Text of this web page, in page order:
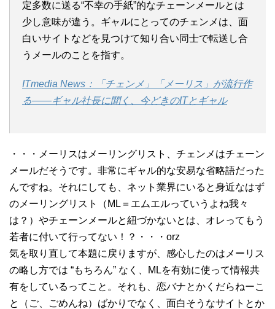
定多数に送る“不幸の手紙”的なチェーンメールとは
少し意味が違う。ギャルにとってのチェンメは、面
白いサイトなどを見つけて知り合い同士で転送し合
うメールのことを指す。
ITmedia News：「チェンメ」「メーリス」が流行作
る——ギャル社長に聞く、今どきのITとギャル
・・・メーリスはメーリングリスト、チェンメはチェーン
メールだそうです。非常にギャル的な安易な省略語だった
んですね。それにしても、ネット業界にいると身近なはず
のメーリングリスト（ML＝エムエルっていうよね我々
は？）やチェーンメールと紐づかないとは、オレってもう
若者に付いて行ってない！？・・・orz
気を取り直して本題に戻りますが、感心したのはメーリス
の略し方では “もちろん” なく、MLを有効に使って情報共
有をしているってこと。それも、恋バナとかくだらねーこ
と（ご、ごめんね）ばかりでなく、面白そうなサイトとか